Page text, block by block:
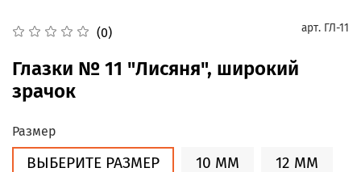
(0) арт. ГЛ-11
Глазки № 11 "Лисяня", широкий
зрачок
Размер
ВЫБЕРИТЕ РАЗМЕР 10 ММ 12 ММ